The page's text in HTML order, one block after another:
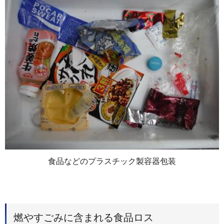
食品などのプラスチック製容器包装
燃やすごみに含まれる食品ロス